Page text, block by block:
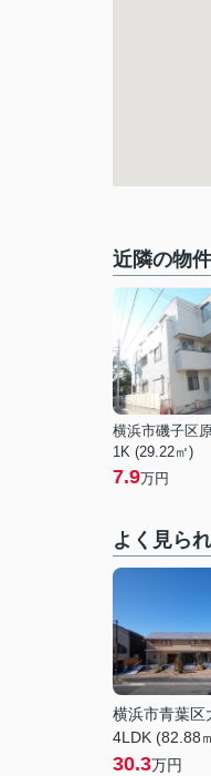
近隣の物件
横浜市磯子区
1K (29.22㎡)
7.9万円
よく見ら
横浜市青葉区
4LDK (82.88
30.3万円